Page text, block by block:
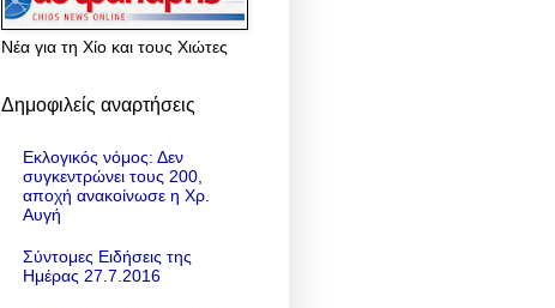
Νέα για τη Χίο και τους Χιώτες
Δημοφιλείς αναρτήσεις
Εκλογικός νόμος: Δεν
συγκεντρώνει τους 200,
αποχή ανακοίνωσε η Χρ.
Αυγή
Σύντομες Ειδήσεις της
Ημέρας 27.7.2016